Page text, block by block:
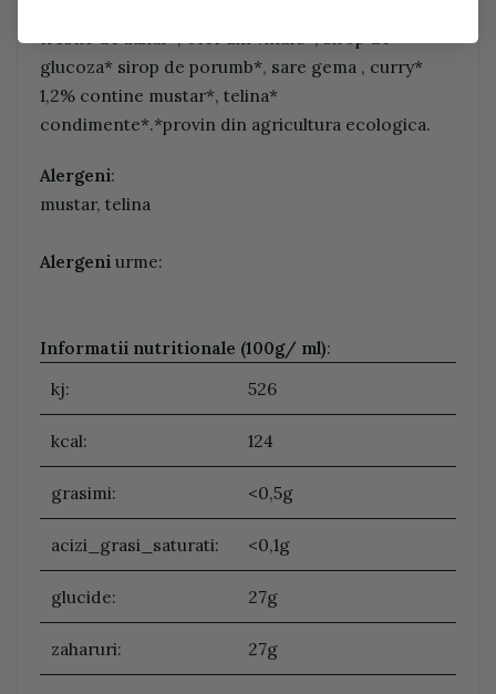
trestie de zahar*, otet din vinars*, sirop de
glucoza* sirop de porumb*, sare gema , curry*
1,2% contine mustar*, telina*
condimente*.*provin din agricultura ecologica.
Alergeni:
mustar, telina
Alergeni urme:
Informatii nutritionale (100g/ ml):
kj:
526
kcal: 124
grasimi: <0,5g
acizi_grasi_saturati: <0,1g
glucide: 27g
zaharuri: 27g